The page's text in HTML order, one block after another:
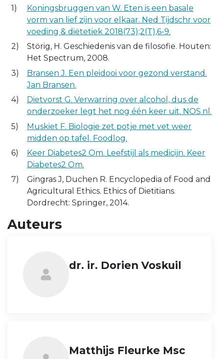
Koningsbruggen van W. Eten is een basale
vorm van lief zijn voor elkaar. Ned Tijdschr voor
voeding & diëtetiek 2018(73);2(T),6-9.
Störig, H. Geschiedenis van de filosofie. Houten:
Het Spectrum, 2008.
Bransen J. Een pleidooi voor gezond verstand.
Jan Bransen.
Dietvorst G. Verwarring over alcohol, dus de
onderzoeker legt het nog één keer uit. NOS.nl.
Muskiet F. Biologie zet potje met vet weer
midden op tafel. Foodlog.
Keer Diabetes2 Om. Leefstijl als medicijn. Keer
Diabetes2 Om.
Gingras J, Duchen R. Encyclopedia of Food and
Agricultural Ethics. Ethics of Dietitians.
Dordrecht: Springer, 2014.
Auteurs
dr. ir. Dorien Voskuil
Matthijs Fleurke Msc